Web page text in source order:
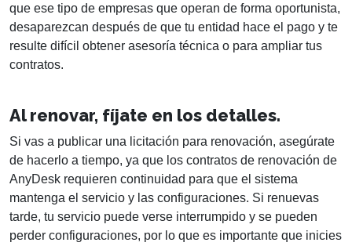
que ese tipo de empresas que operan de forma oportunista,
desaparezcan después de que tu entidad hace el pago y te
resulte difícil obtener asesoría técnica o para ampliar tus
contratos.
Al renovar, fíjate en los detalles.
Si vas a publicar una licitación para renovación, asegúrate
de hacerlo a tiempo, ya que los contratos de renovación de
AnyDesk requieren continuidad para que el sistema
mantenga el servicio y las configuraciones. Si renuevas
tarde, tu servicio puede verse interrumpido y se pueden
perder configuraciones, por lo que es importante que inicies